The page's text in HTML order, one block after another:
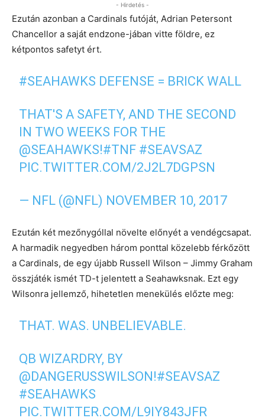
- Hirdetés -
Ezután azonban a Cardinals futóját, Adrian Petersont
Chancellor a saját endzone-jában vitte földre, ez
kétpontos safetyt ért.
#SEAHAWKS DEFENSE = BRICK WALL
THAT'S A SAFETY, AND THE SECOND
IN TWO WEEKS FOR THE
@SEAHAWKS!#TNF #SEAVSAZ
PIC.TWITTER.COM/2J2L7DGPSN
— NFL (@NFL) NOVEMBER 10, 2017
Ezután két mezőnygóllal növelte előnyét a vendégcsapat.
A harmadik negyedben három ponttal közelebb férkőzött
a Cardinals, de egy újabb Russell Wilson – Jimmy Graham
összjáték ismét TD-t jelentett a Seahawksnak. Ezt egy
Wilsonra jellemző, hihetetlen menekülés előzte meg:
THAT. WAS. UNBELIEVABLE.
QB WIZARDRY, BY
@DANGERUSSWILSON!#SEAVSAZ
#SEAHAWKS
PIC.TWITTER.COM/L9IY843JFR